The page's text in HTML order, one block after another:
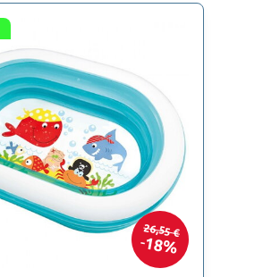
26,55 €
18%